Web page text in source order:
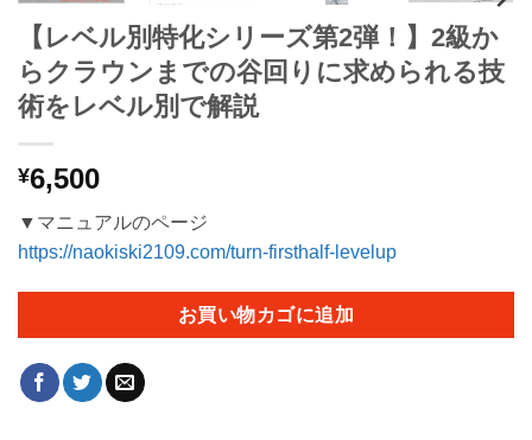
【レベル別特化シリーズ第2弾！】2級か
らクラウンまでの谷回りに求められる技
術をレベル別で解説
¥6,500
▼マニュアルのページ
https://naokiski2109.com/turn-firsthalf-levelup
お買い物カゴに追加